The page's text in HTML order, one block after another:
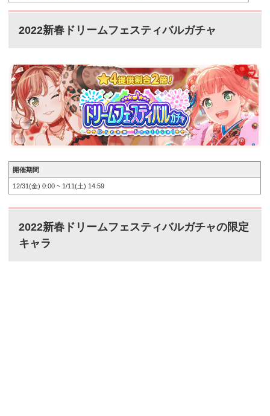
2022新春ドリームフェスティバルガチャ
開催期間
12/31(金) 0:00 ~ 1/11(土) 14:59
2022新春ドリームフェスティバルガチャの限定
キャラ